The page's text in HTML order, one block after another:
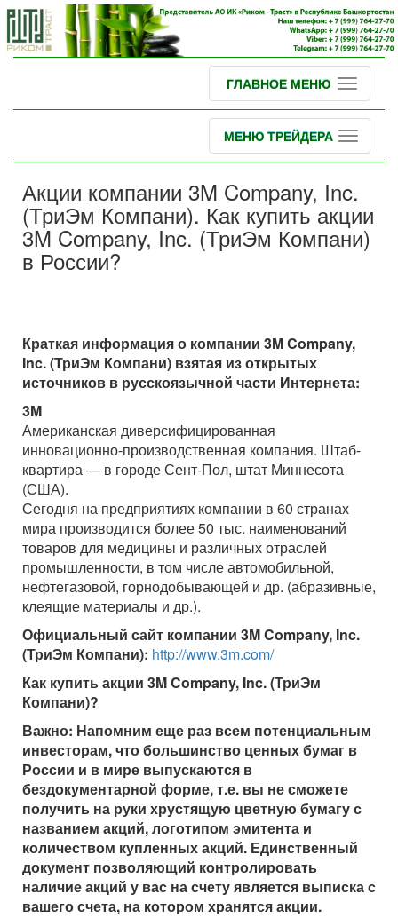
ГЛАВНОЕ МЕНЮ
МЕНЮ ТРЕЙДЕРА
Акции компании 3M Company, Inc.
(ТриЭм Компани). Как купить акции
3M Company, Inc. (ТриЭм Компани)
в России?
Краткая информация о компании 3M Company,
Inc. (ТриЭм Компани) взятая из открытых
источников в русскоязычной части Интернета:
3M
Американская диверсифицированная
инновационно-производственная компания. Штаб-
квартира — в городе Сент-Пол, штат Миннесота
(США).
Сегодня на предприятиях компании в 60 странах
мира производится более 50 тыс. наименований
товаров для медицины и различных отраслей
промышленности, в том числе автомобильной,
нефтегазовой, горнодобывающей и др. (абразивные,
клеящие материалы и др.).
Официальный сайт компании 3M Company, Inc.
(ТриЭм Компани): http://www.3m.com/
Как купить акции 3M Company, Inc. (ТриЭм
Компани)?
Важно: Напомним еще раз всем потенциальным
инвесторам, что большинство ценных бумаг в
России и в мире выпускаются в
бездокументарной форме, т.е. вы не сможете
получить на руки хрустящую цветную бумагу с
названием акций, логотипом эмитента и
количеством купленных акций. Единственный
документ позволяющий контролировать
наличие акций у вас на счету является выписка с
вашего счета, на котором хранятся акции.